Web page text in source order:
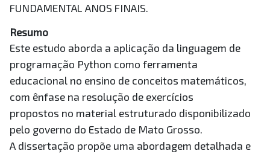
FUNDAMENTAL ANOS FINAIS.
Resumo
Este estudo aborda a aplicação da linguagem de
programação Python como ferramenta
educacional no ensino de conceitos matemáticos,
com ênfase na resolução de exercícios
propostos no material estruturado disponibilizado
pelo governo do Estado de Mato Grosso.
A dissertação propõe uma abordagem detalhada e